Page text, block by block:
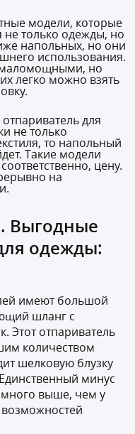
модели, которые
не только одежды, но
напольных, но они
использования.
но
легко можно взять
для
не только
то напольный
Такие модели
цену.
на
Выгодные
одежды:
имеют большой
шланг с
Этот отпариватель
количеством
шелковую блузку
минус
выше, чем у